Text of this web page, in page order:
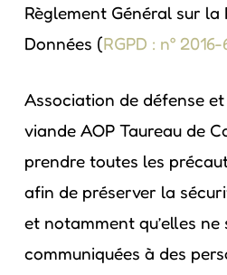
Règlement Général sur
Données (RGPD : n°
Association de défense
viande AOP Taureau de
prendre toutes les
afin de préserver la
et notamment qu’elles ne
communiquées à des